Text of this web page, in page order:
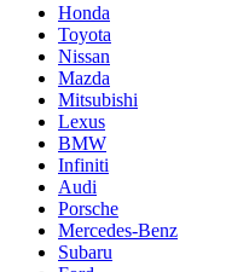
Honda
Toyota
Nissan
Mazda
Mitsubishi
Lexus
BMW
Infiniti
Audi
Porsche
Mercedes-Benz
Subaru